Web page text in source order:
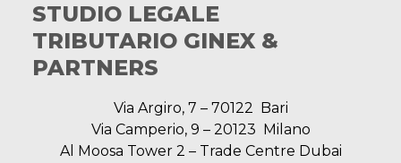
STUDIO LEGALE
TRIBUTARIO GINEX &
PARTNERS
Via Argiro, 7 – 70122 Bari
Via Camperio, 9 – 20123 Milano
Al Moosa Tower 2 – Trade Centre Dubai